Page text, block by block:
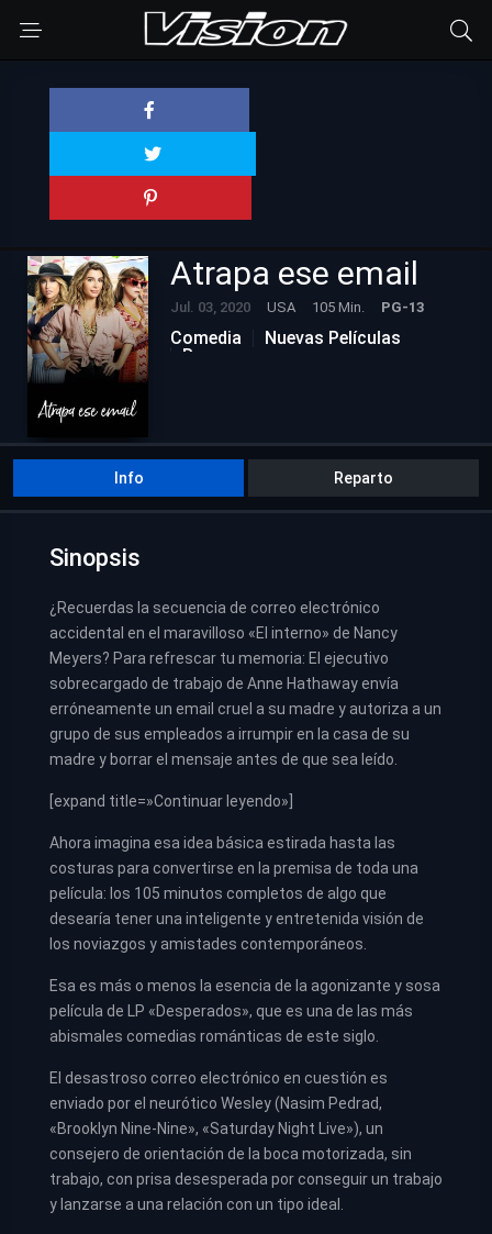
Atrapa ese email
Jul. 03, 2020 USA 105 Min. PG-13
Comedia
Nuevas Películas
Romance
Info Reparto
Sinopsis
¿Recuerdas la secuencia de correo electrónico
accidental en el maravilloso «El interno» de Nancy
Meyers? Para refrescar tu memoria: El ejecutivo
sobrecargado de trabajo de Anne Hathaway envía
erróneamente un email cruel a su madre y autoriza a un
grupo de sus empleados a irrumpir en la casa de su
madre y borrar el mensaje antes de que sea leído.
[expand title=»Continuar leyendo»]
Ahora imagina esa idea básica estirada hasta las
costuras para convertirse en la premisa de toda una
película: los 105 minutos completos de algo que
desearía tener una inteligente y entretenida visión de
los noviazgos y amistades contemporáneos.
Esa es más o menos la esencia de la agonizante y sosa
película de LP «Desperados», que es una de las más
abismales comedias románticas de este siglo.
El desastroso correo electrónico en cuestión es
enviado por el neurótico Wesley (Nasim Pedrad,
«Brooklyn Nine-Nine», «Saturday Night Live»), un
consejero de orientación de la boca motorizada, sin
trabajo, con prisa desesperada por conseguir un trabajo
y lanzarse a una relación con un tipo ideal.